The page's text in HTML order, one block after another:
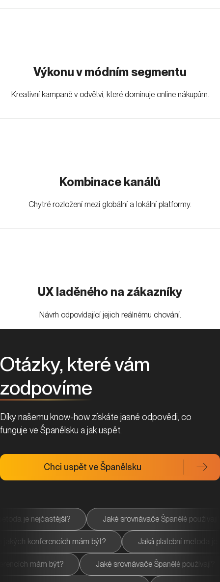
Výkonu v módním segmentu
Kreativní kampaně v odvětví, které dominuje online nákupům.
Kombinace kanálů
Chytré rozložení mezi globální a lokální platformy.
UX laděného na zákazníky
Návrh odpovídající jejich reálnému chování.
Otázky, které vám
zodpovíme
Díky našemu know-how získáte jasné odpovědi, co
funguje ve Španělsku a jak uspět.
Chci uspět ve Španělsku
Jaké srovnávače Španělé používají? Jaká
Na jakých konferencích mám být?
Jaké srovnávače Španělé používají? Jsou